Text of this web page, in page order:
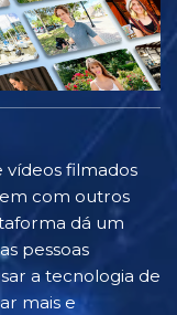
vídeos filmados
com outros
dá um
pessoas
a tecnologia de
mais e